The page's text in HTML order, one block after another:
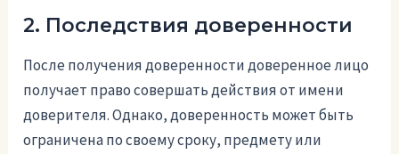
2. Последствия доверенности
После получения доверенности доверенное лицо
получает право совершать действия от имени
доверителя. Однако, доверенность может быть
ограничена по своему сроку, предмету или